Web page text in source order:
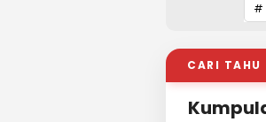
#
CARI TAHU